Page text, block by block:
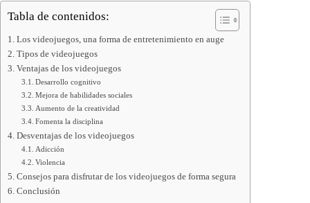
Tabla de contenidos:
Los videojuegos, una forma de entretenimiento en auge
Tipos de videojuegos
Ventajas de los videojuegos
Desarrollo cognitivo
Mejora de habilidades sociales
Aumento de la creatividad
Fomenta la disciplina
Desventajas de los videojuegos
Adicción
Violencia
Consejos para disfrutar de los videojuegos de forma segura
Conclusión